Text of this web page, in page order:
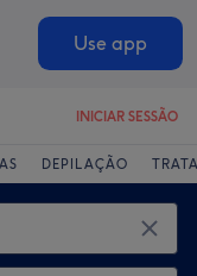
Use app
INICIAR SESSÃO
DEPILAÇÃO